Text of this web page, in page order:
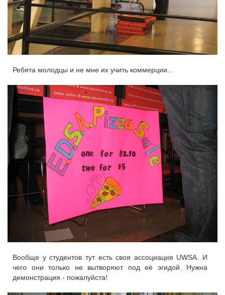
Ребята молодцы и не мне их учить коммерции...
Вообще у студентов тут есть своя ассоциация UWSA. И
чего они только не вытворяют под её эгидой. Нужна
демонстрация - пожалуйста!